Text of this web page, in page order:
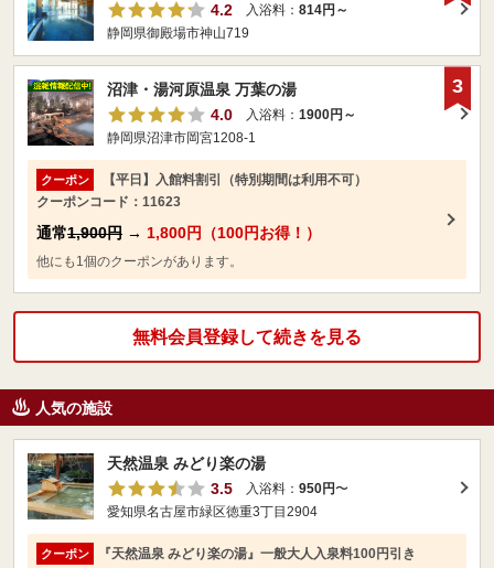
4.2
入浴料： 814円～
静岡県御殿場市神山719
沼津・湯河原温泉 万葉の湯
4.0
入浴料： 1900円～
静岡県沼津市岡宮1208-1
クーポン
【平日】入館料割引（特別期間は利用不可）
クーポンコード：11623
通常1,900円 → 1,800円（100円お得！）
他にも1個のクーポンがあります。
3
無料会員登録して続きを見る
人気の施設
天然温泉 みどり楽の湯
3.5
入浴料： 950円〜
愛知県名古屋市緑区徳重3丁目2904
クーポン 『天然温泉 みどり楽の湯』一般大人入泉料100円引き